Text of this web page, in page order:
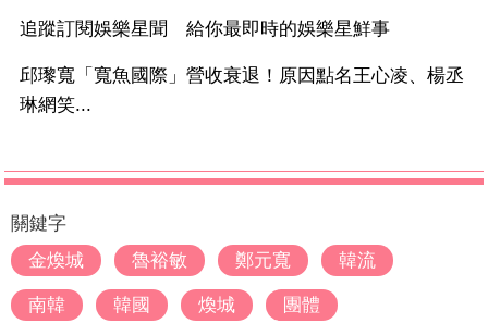
追蹤訂閱娛樂星聞 給你最即時的娛樂星鮮事
邱瓈寬「寬魚國際」營收衰退！原因點名王心凌、楊丞
琳網笑...
關鍵字
金煥城
魯裕敏 鄭元寬 韓流
南韓 韓國 煥城 團體